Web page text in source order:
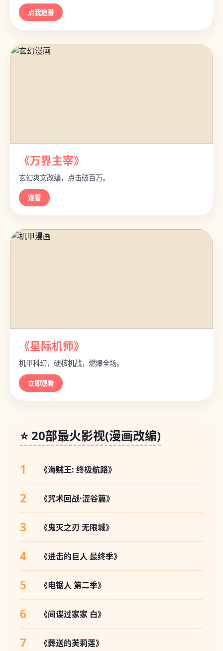
点我追番
《万界主宰》
玄幻爽文改编，点击破百万。
观看
《星际机师》
机甲科幻，硬核机战，燃爆全场。
立即观看
⭐ 20部最火影视(漫画改编)
1 《海贼王: 终极航路》
2 《咒术回战·涩谷篇》
3 《鬼灭之刃 无限城》
4 《进击的巨人 最终季》
5 《电锯人 第二季》
6 《间谍过家家 白》
7 《葬送的芙莉莲》